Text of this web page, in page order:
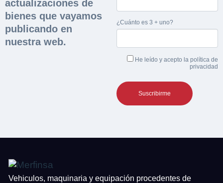
actualizaciones de
bienes que vayamos
publicando en
nuestra web.
¿Cuánto es 3 + uno?
He leído y acepto la política de
privacidad
Vehiculos, maquinaria y equipación procedentes de
enlace para descargar la documentación
Nombre y Apellidos*
Nombre y Apellidos*
Acepto la Política de Privacidad y las Condiciones de Uso.
continuación confirma que estás de acuerdo con ambas.
Sobre Merfinsa
Venta de bienes muebles
Vehículos